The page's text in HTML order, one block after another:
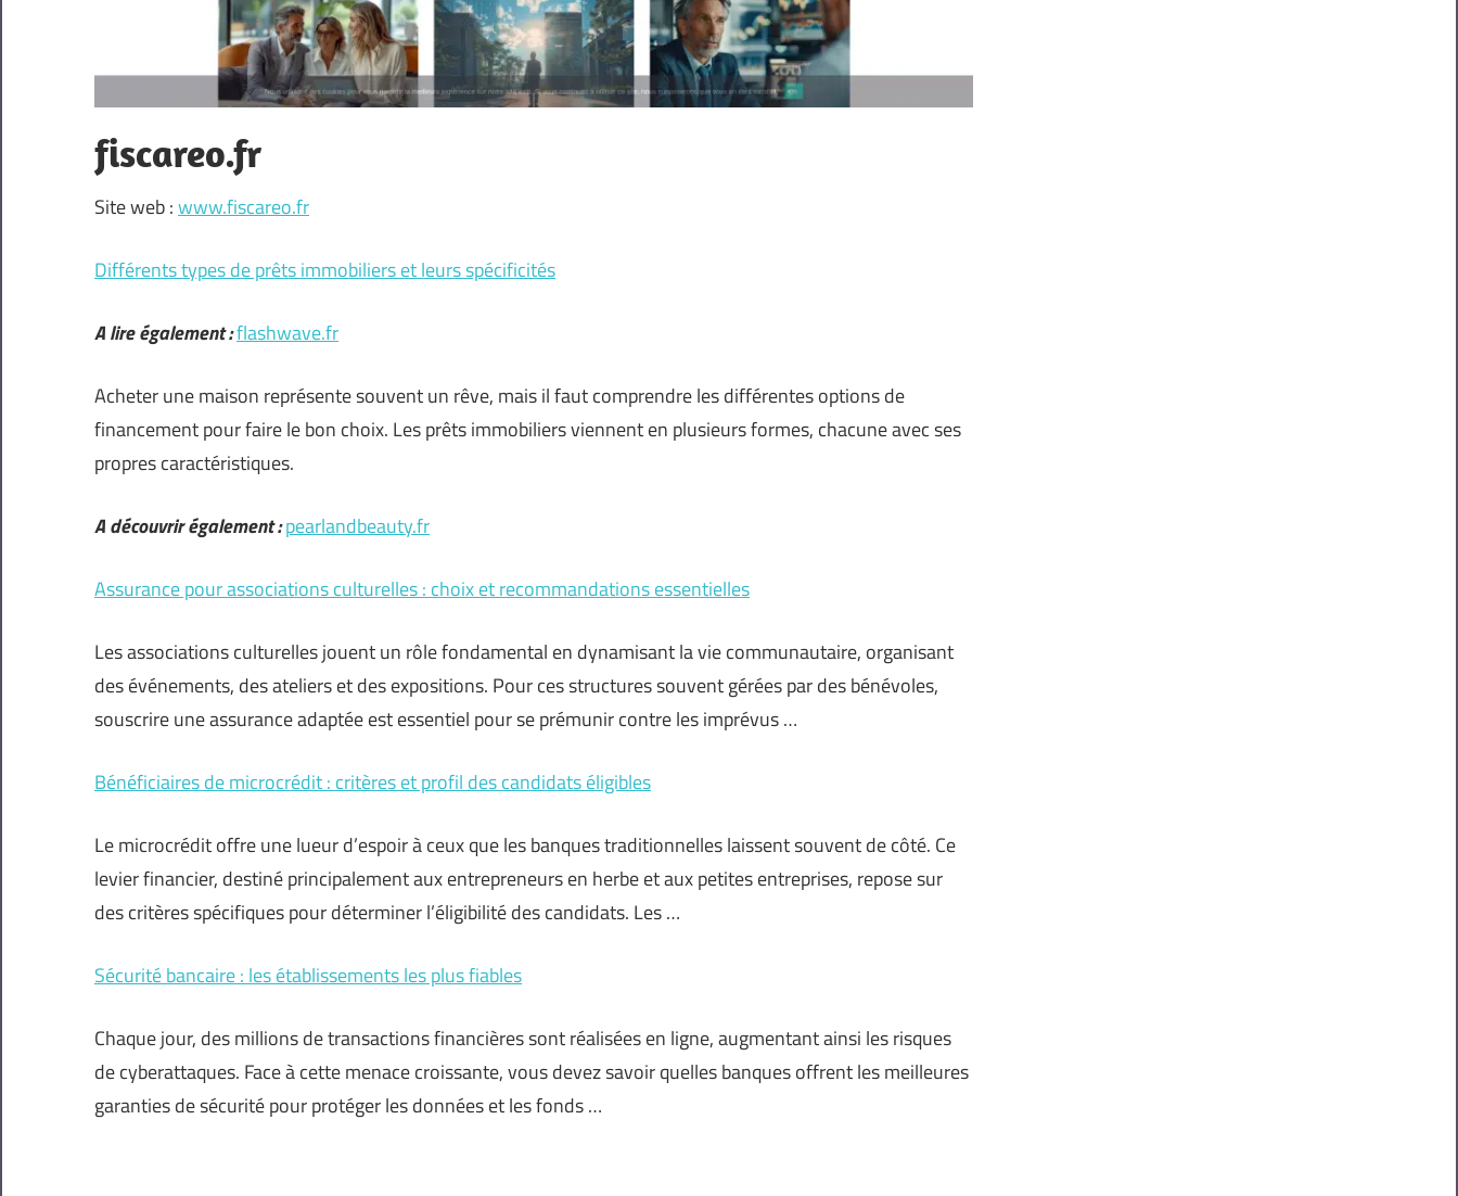
fiscareo.fr
Site web :www.fiscareo.fr
Différents types de prêts immobiliers et leurs spécificités
A lire également :flashwave.fr
Acheter une maison représente souvent un rêve, mais il faut comprendre les différentes options de
financement pour faire le bon choix. Les prêts immobiliers viennent en plusieurs formes, chacune avec ses
propres caractéristiques.
A découvrir également :pearlandbeauty.fr
Assurance pour associations culturelles : choix et recommandations essentielles
Les associations culturelles jouent un rôle fondamental en dynamisant la vie communautaire, organisant
des événements, des ateliers et des expositions. Pour ces structures souvent gérées par des bénévoles,
souscrire une assurance adaptée est essentiel pour se prémunir contre les imprévus …
Bénéficiaires de microcrédit : critères et profil des candidats éligibles
Le microcrédit offre une lueur d’espoir à ceux que les banques traditionnelles laissent souvent de côté. Ce
levier financier, destiné principalement aux entrepreneurs en herbe et aux petites entreprises, repose sur
des critères spécifiques pour déterminer l’éligibilité des candidats. Les …
Sécurité bancaire : les établissements les plus fiables
Chaque jour, des millions de transactions financières sont réalisées en ligne, augmentant ainsi les risques
de cyberattaques. Face à cette menace croissante, vous devez savoir quelles banques offrent les meilleures
garanties de sécurité pour protéger les données et les fonds …